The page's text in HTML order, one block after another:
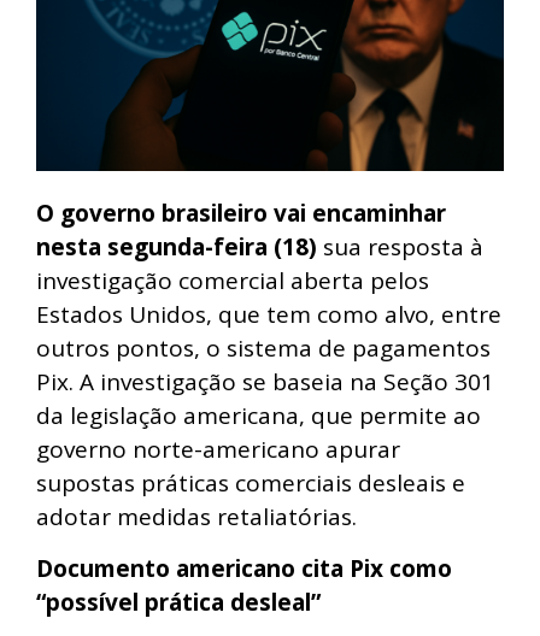
O governo brasileiro vai encaminhar
nesta segunda-feira (18) sua resposta à
investigação comercial aberta pelos
Estados Unidos, que tem como alvo, entre
outros pontos, o sistema de pagamentos
Pix. A investigação se baseia na Seção 301
da legislação americana, que permite ao
governo norte-americano apurar
supostas práticas comerciais desleais e
adotar medidas retaliatórias.
Documento americano cita Pix como
“possível prática desleal”